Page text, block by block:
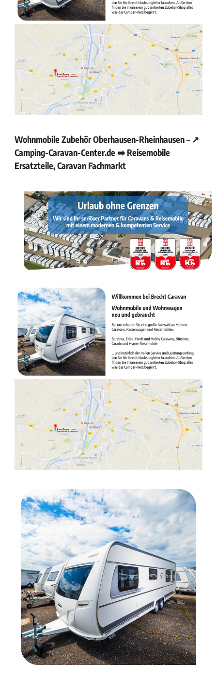
Wohnmobile Zubehör Oberhausen-Rheinhausen – ↗️
Camping-Caravan-Center.de ➡️ Reisemobile
Ersatzteile, Caravan Fachmarkt